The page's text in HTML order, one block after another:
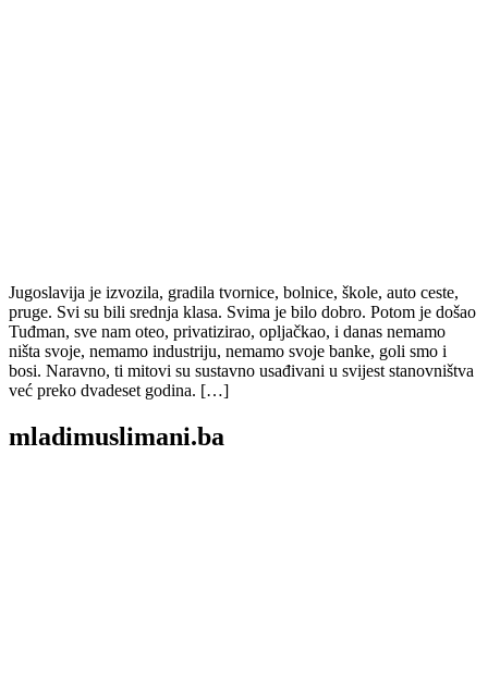
Jugoslavija je izvozila, gradila tvornice, bolnice, škole, auto ceste,
pruge. Svi su bili srednja klasa. Svima je bilo dobro. Potom je došao
Tuđman, sve nam oteo, privatizirao, opljačkao, i danas nemamo
ništa svoje, nemamo industriju, nemamo svoje banke, goli smo i
bosi. Naravno, ti mitovi su sustavno usađivani u svijest stanovništva
već preko dvadeset godina. […]
mladimuslimani.ba